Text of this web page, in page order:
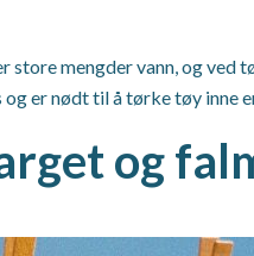
store mengder vann, og
er nødt til å tørke tøy
og